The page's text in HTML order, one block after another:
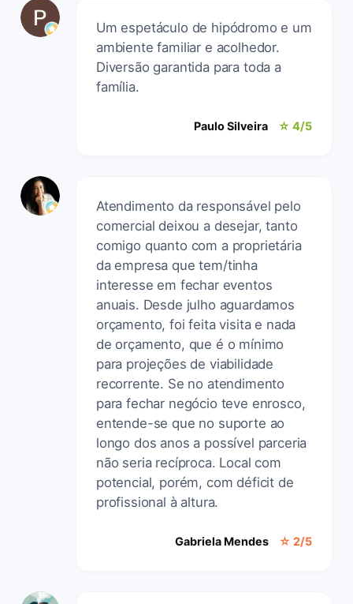
Um espetáculo de hipódromo e um
ambiente familiar e acolhedor.
Diversão garantida para toda a
família.
Paulo Silveira ☆ 4/5
Atendimento da responsável pelo
comercial deixou a desejar, tanto
comigo quanto com a proprietária
da empresa que tem/tinha
interesse em fechar eventos
anuais. Desde julho aguardamos
orçamento, foi feita visita e nada
de orçamento, que é o mínimo
para projeções de viabilidade
recorrente. Se no atendimento
para fechar negócio teve enrosco,
entende-se que no suporte ao
longo dos anos a possível parceria
não seria recíproca. Local com
potencial, porém, com déficit de
profissional à altura.
Gabriela Mendes ☆ 2/5